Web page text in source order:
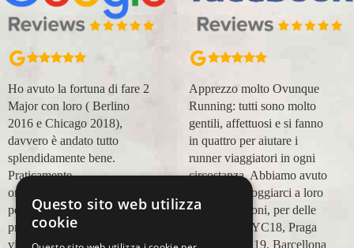
Ho avuto la fortuna di fare 2
Major con loro ( Berlino
2016 e Chicago 2018),
davvero è andato tutto
splendidamente bene.
Praticamente
organizzazione
perfetta,dalla
prenotazione,mesi prima,al
viaggio.
Apprezzo molto Ovunque
Running: tutti sono molto
gentili, affettuosi e si fanno
in quattro per aiutare i
runner viaggiatori in ogni
circostanza. Abbiamo avuto
modo di appoggiarci a loro
in più occasioni, per delle
maratone (NYC18, Praga
19, Valencia 19, Barcellona
Questo sito web utilizza
cookie